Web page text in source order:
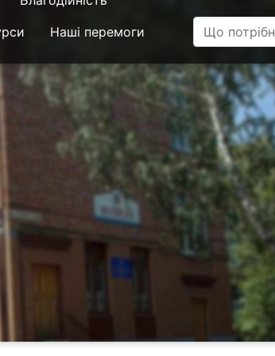
Наші перемоги